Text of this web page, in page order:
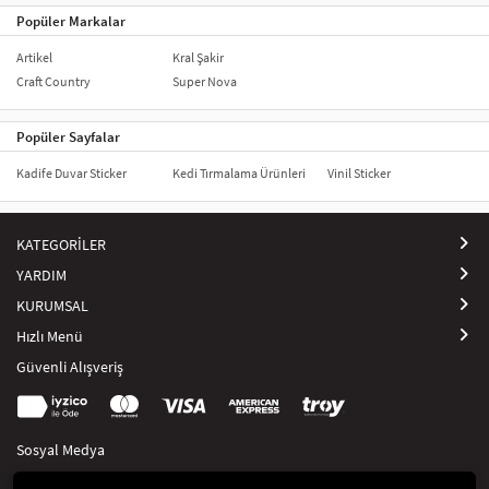
Popüler Markalar
Artikel
Craft Country
Kral Şakir
Super Nova
Popüler Sayfalar
Kadife Duvar Sticker Kedi Tırmalama Ürünleri Vinil Sticker
KATEGORİLER
YARDIM
KURUMSAL
Hızlı Menü
Güvenli Alışveriş
Sosyal Medya